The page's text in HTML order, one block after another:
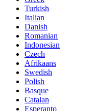
Turkish
Italian
Danish
Romanian
Indonesian
Czech
Afrikaans
Swedish
Polish
Basque
Catalan
Esperanto